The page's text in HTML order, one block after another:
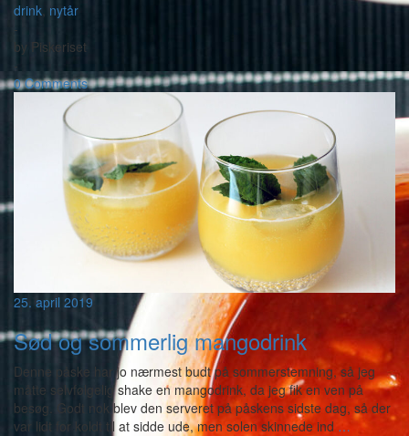
drink, nytår
-
by Piskeriset
-
0 Comments
25. april 2019
Sød og sommerlig mangodrink
Denne påske har jo nærmest budt på sommerstemning, så jeg
måtte selvfølgelig shake en mangodrink, da jeg fik en ven på
besøg. Godt nok blev den serveret på påskens sidste dag, så der
var lidt for koldt til at sidde ude, men solen skinnede ind …